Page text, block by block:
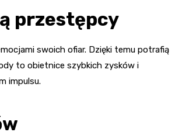
przestępcy
swoich ofiar. Dzięki temu potrafią
to obietnice szybkich zysków i
impulsu.